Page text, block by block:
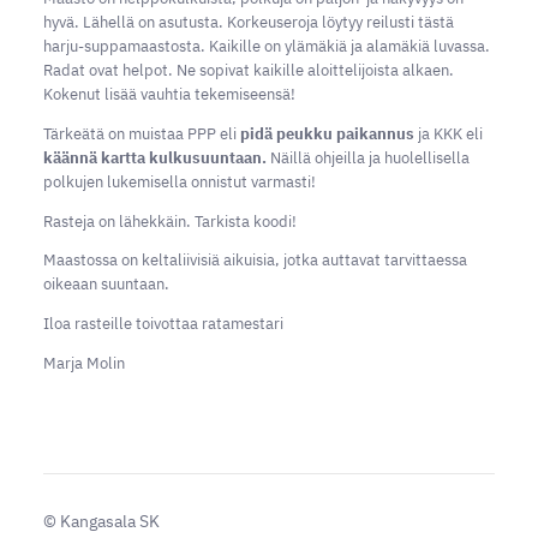
hyvä. Lähellä on asutusta. Korkeuseroja löytyy reilusti tästä
harju-suppamaastosta. Kaikille on ylämäkiä ja alamäkiä luvassa.
Radat ovat helpot. Ne sopivat kaikille aloittelijoista alkaen.
Kokenut lisää vauhtia tekemiseensä!
Tärkeätä on muistaa PPP eli pidä peukku paikannus ja KKK eli
käännä kartta kulkusuuntaan. Näillä ohjeilla ja huolellisella
polkujen lukemisella onnistut varmasti!
Rasteja on lähekkäin. Tarkista koodi!
Maastossa on keltaliivisiä aikuisia, jotka auttavat tarvittaessa
oikeaan suuntaan.
Iloa rasteille toivottaa ratamestari
Marja Molin
© Kangasala SK